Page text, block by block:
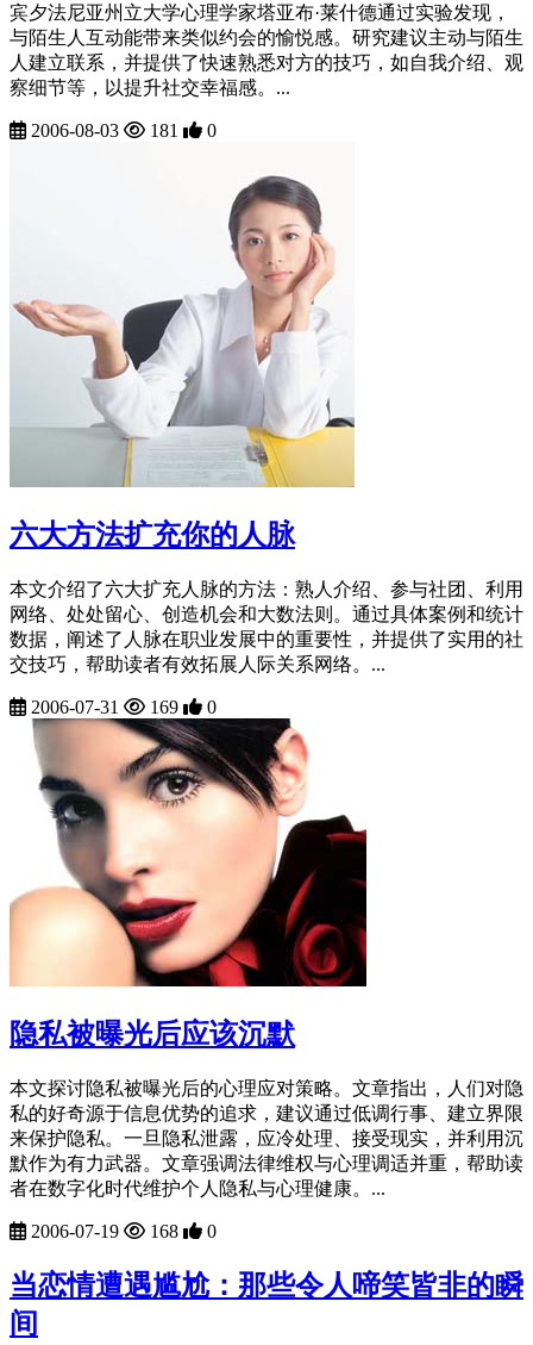
宾夕法尼亚州立大学心理学家塔亚布·莱什德通过实验发现，
与陌生人互动能带来类似约会的愉悦感。研究建议主动与陌生
人建立联系，并提供了快速熟悉对方的技巧，如自我介绍、观
察细节等，以提升社交幸福感。...
2006-08-03 181 0
六大方法扩充你的人脉
本文介绍了六大扩充人脉的方法：熟人介绍、参与社团、利用
网络、处处留心、创造机会和大数法则。通过具体案例和统计
数据，阐述了人脉在职业发展中的重要性，并提供了实用的社
交技巧，帮助读者有效拓展人际关系网络。...
2006-07-31 169 0
隐私被曝光后应该沉默
本文探讨隐私被曝光后的心理应对策略。文章指出，人们对隐
私的好奇源于信息优势的追求，建议通过低调行事、建立界限
来保护隐私。一旦隐私泄露，应冷处理、接受现实，并利用沉
默作为有力武器。文章强调法律维权与心理调适并重，帮助读
者在数字化时代维护个人隐私与心理健康。...
2006-07-19 168 0
当恋情遭遇尴尬：那些令人啼笑皆非的瞬
间